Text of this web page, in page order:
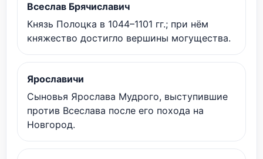
Всеслав Брячиславич
Князь Полоцка в 1044–1101 гг.; при нём
княжество достигло вершины могущества.
Ярославичи
Сыновья Ярослава Мудрого, выступившие
против Всеслава после его похода на
Новгород.